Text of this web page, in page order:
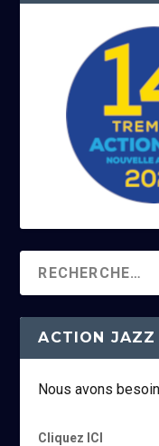
ACTION JAZZ
Nous avons
Cliquez ICI